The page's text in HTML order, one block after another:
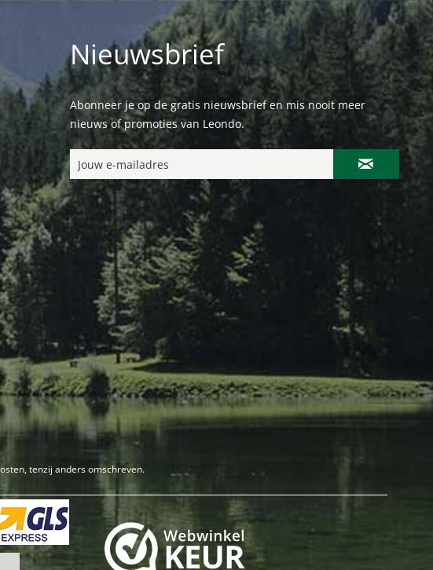
Nieuwsbrief
Abonneer je op de gratis nieuwsbrief en mis nooit meer
nieuws of promoties van Leondo.
tenzij anders omschreven.